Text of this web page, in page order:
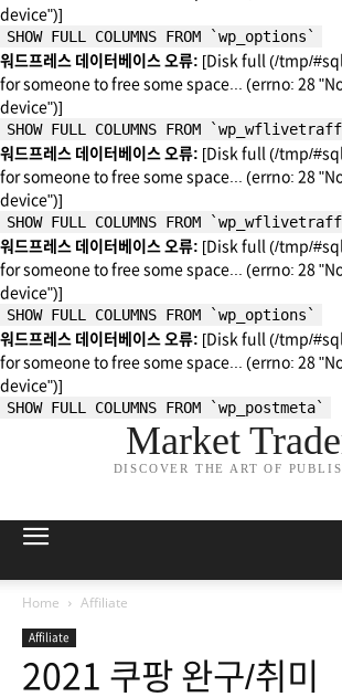
device")]
SHOW FULL COLUMNS FROM `wp_options`
워드프레스 데이터베이스 오류: [Disk full (/tmp/
for someone to free some space... (errno: 28
device")]
SHOW FULL COLUMNS FROM
워드프레스 데이터베이스 오류: [Disk full (/tmp/
for someone to free some space... (errno: 28
device")]
SHOW FULL COLUMNS FROM
워드프레스 데이터베이스 오류: [Disk full (/tmp/
for someone to free some space... (errno: 28
device")]
SHOW FULL COLUMNS FROM `wp_options`
워드프레스 데이터베이스 오류: [Disk full (/tmp/
for someone to free some space... (errno: 28
device")]
SHOW FULL COLUMNS FROM `wp_postmeta`
Market
DISCOVER THE ART OF
Home Affiliate
Affiliate
2021 쿠팡 완구/취미